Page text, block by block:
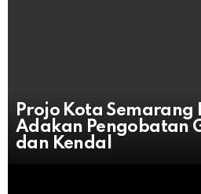
Projo Kota Semarang
Adakan Pengobatan
dan Kendal